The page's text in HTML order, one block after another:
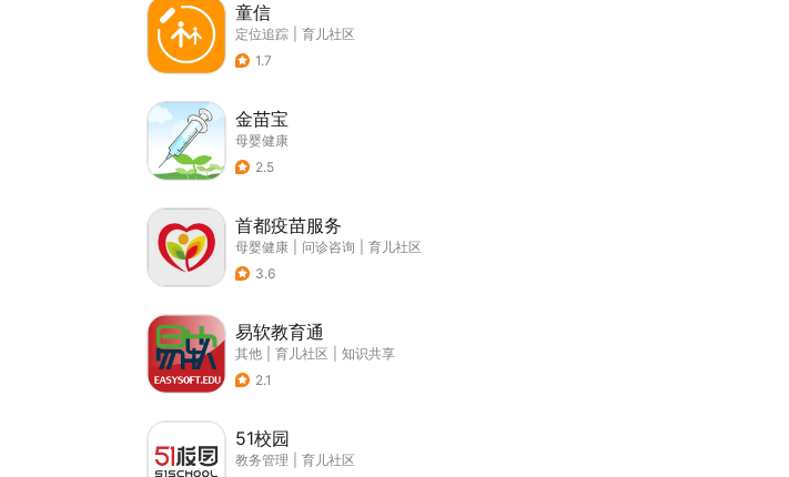
童信
定位追踪
育儿社区
1.7
金苗宝
母婴健康
2.5
首都疫苗服务
母婴健康 问诊咨询
育儿社区
3.6
易软教育通
其他 育儿社区
知识共享
2.1
51校园
教务管理
育儿社区